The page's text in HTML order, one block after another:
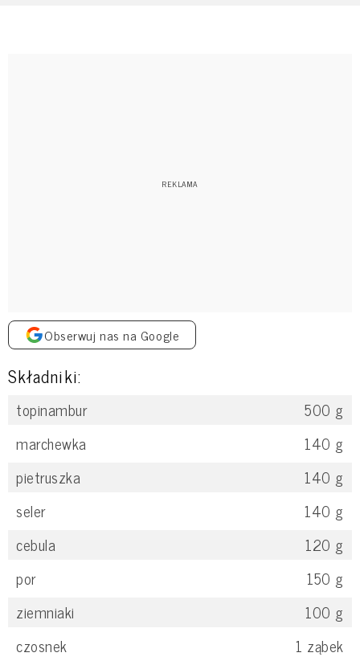
Obserwuj nas na Google
Składniki:
topinambur 500 g
marchewka
140 g
pietruszka
140 g
seler
140 g
cebula
120 g
por
150 g
ziemniaki
100 g
czosnek
1 ząbek